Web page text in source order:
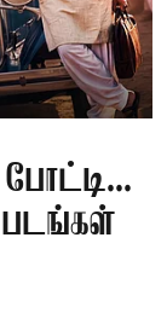
படங்கள்